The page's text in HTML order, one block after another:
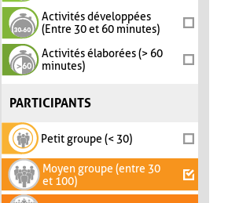
Activités développées
(Entre 30 et 60 minutes)
Activités élaborées (> 60
minutes)
PARTICIPANTS
Petit groupe (< 30)
Moyen groupe (entre 30
et 100)